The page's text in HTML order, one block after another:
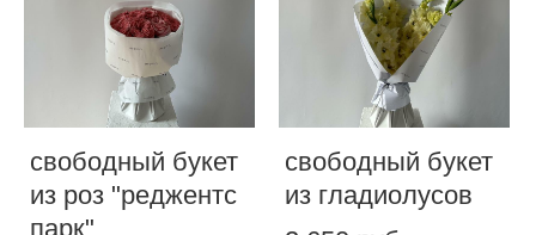
свободный букет
из роз "реджентс
парк"
свободный букет
из гладиолусов